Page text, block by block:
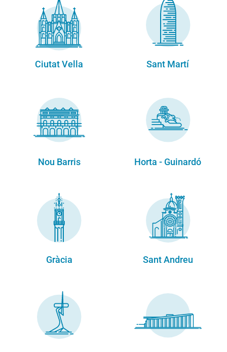
Ciutat Vella Sant Martí
Nou Barris Horta - Guinardó
Gràcia Sant Andreu